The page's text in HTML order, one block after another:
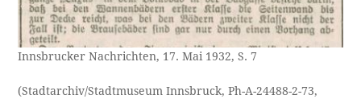
Innsbrucker Nachrichten, 17. Mai 1932, S. 7
(Stadtarchiv/Stadtmuseum Innsbruck, Ph-A-24488-2-73,